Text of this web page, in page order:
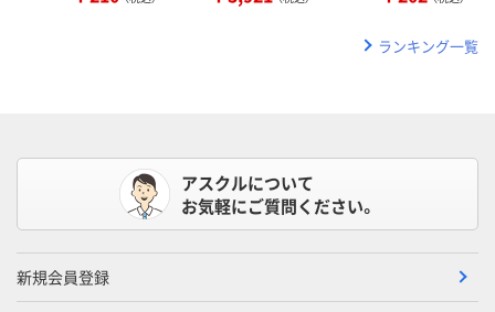
ランキング一覧
アスクルについて
お気軽にご質問ください。
新規会員登録